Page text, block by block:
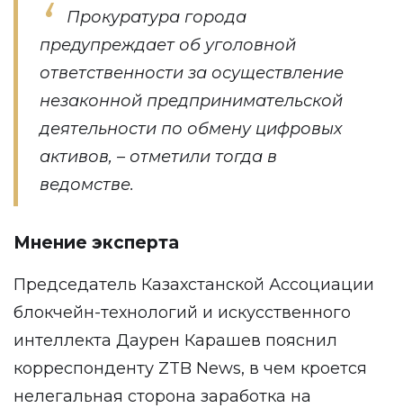
Прокуратура города
предупреждает об уголовной
ответственности за осуществление
незаконной предпринимательской
деятельности по обмену цифровых
активов, – отметили тогда в
ведомстве.
Мнение эксперта
Председатель Казахстанской Ассоциации
блокчейн-технологий и искусственного
интеллекта Даурен Карашев пояснил
корреспонденту ZTB News, в чем кроется
нелегальная сторона заработка на